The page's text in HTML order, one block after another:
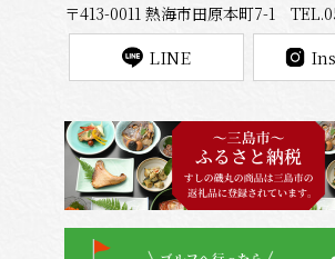
〒413-0011 熱海市田原本町7-1
LINE